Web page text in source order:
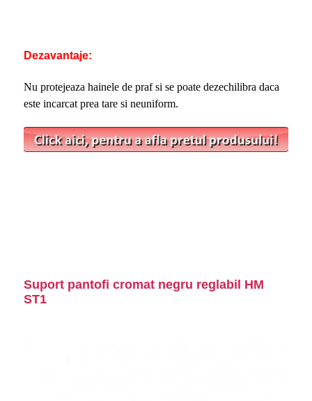
Dezavantaje:
Nu protejeaza hainele de praf si se poate dezechilibra daca
este incarcat prea tare si neuniform.
Suport pantofi cromat negru reglabil HM
ST1